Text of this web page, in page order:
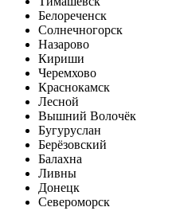
Белореченск
Солнечногорск
Назарово
Кириши
Черемхово
Краснокамск
Лесной
Вышний Волочёк
Бугуруслан
Берёзовский
Балахна
Ливны
Донецк
Североморск